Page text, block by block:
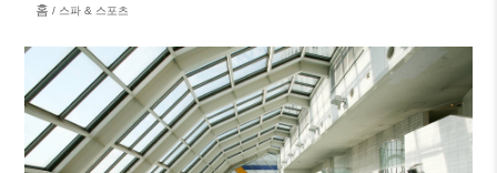
홈 스파 & 스포츠